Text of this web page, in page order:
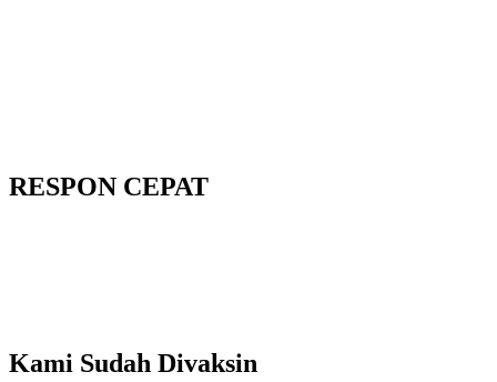
RESPON CEPAT
Kami Sudah Divaksin